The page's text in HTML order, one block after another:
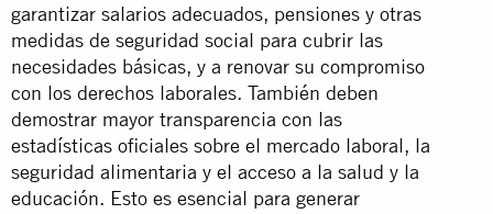
garantizar salarios adecuados, pensiones y otras
medidas de seguridad social para cubrir las
necesidades básicas, y a renovar su compromiso
con los derechos laborales. También deben
demostrar mayor transparencia con las
estadísticas oficiales sobre el mercado laboral, la
seguridad alimentaria y el acceso a la salud y la
educación. Esto es esencial para generar